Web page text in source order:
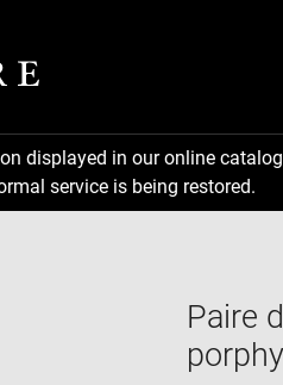
displayed in our online
service is being restored.
Paire